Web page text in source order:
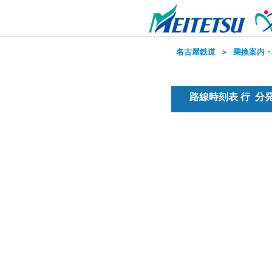
名古屋鉄道 ＞ 乗換案内
路線時刻表 行 分